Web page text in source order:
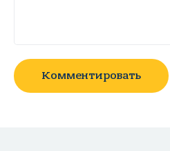
Комментировать